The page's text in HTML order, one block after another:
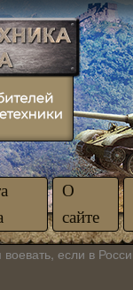
О
сайте
если в